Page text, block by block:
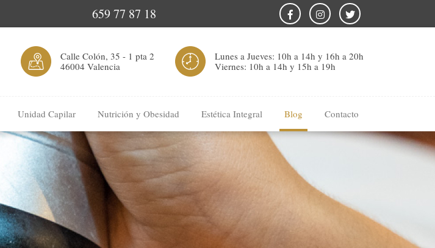
659 77 87 18
Calle Colón, 35 - 1 pta 2
46004 Valencia
Lunes a Jueves: 10h a 14h y 16h a 20h
Viernes: 10h a 14h y 15h a 19h
Unidad Capilar Nutrición y Obesidad Estética Integral Blog Contacto